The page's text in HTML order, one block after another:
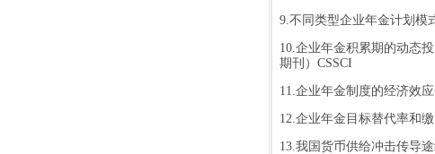
9.不同类型企业年金计划模
10.企业年金积累期的动态
期刊） CSSCI
11.企业年金制度的经济效
12.企业年金目标替代率和
13.我国货币供给冲击传导